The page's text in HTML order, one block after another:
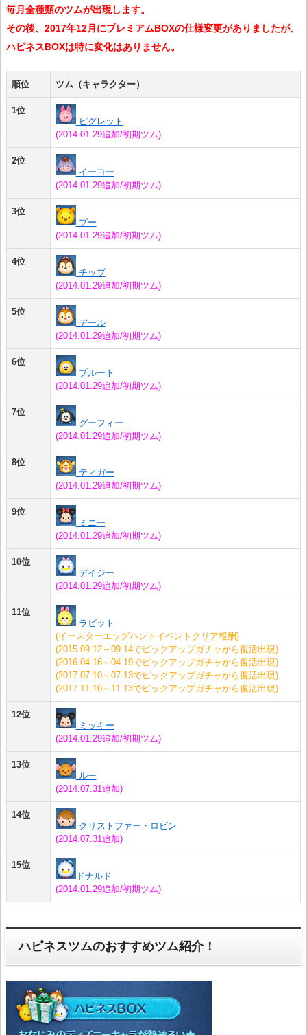
毎月全種類のツムが出現します。
その後、2017年12月にプレミアムBOXの仕様変更がありましたが、
ハピネスBOXは特に変化はありません。
順位 ツム（キャラクター）
1位
ピグレット
(2014.01.29追加/初期ツム)
2位
イーヨー
(2014.01.29追加/初期ツム)
3位
プー
(2014.01.29追加/初期ツム)
4位
チップ
(2014.01.29追加/初期ツム)
5位
デール
(2014.01.29追加/初期ツム)
6位
プルート
(2014.01.29追加/初期ツム)
7位
グーフィー
(2014.01.29追加/初期ツム)
8位
ティガー
(2014.01.29追加/初期ツム)
9位
ミニー
(2014.01.29追加/初期ツム)
10位
デイジー
(2014.01.29追加/初期ツム)
11位
ラビット
(イースターエッグハントイベントクリア報酬)
(2015.09.12～09.14でピックアップガチャから復活出現)
(2016.04.16～04.19でピックアップガチャから復活出現)
(2017.07.10～07.13でピックアップガチャから復活出現)
(2017.11.10～11.13でピックアップガチャから復活出現)
12位
ミッキー
(2014.01.29追加/初期ツム)
13位
ルー
(2014.07.31追加)
14位
クリストファー・ロビン
(2014.07.31追加)
15位
ドナルド
(2014.01.29追加/初期ツム)
ハピネスツムのおすすめツム紹介！